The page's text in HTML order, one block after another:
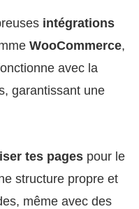
intégrations
WooCommerce,
avec la
garantissant une
tes pages pour le
structure propre et
même avec des